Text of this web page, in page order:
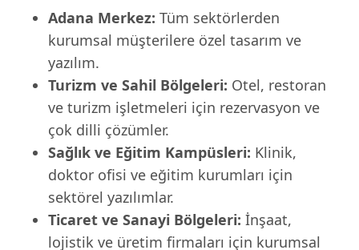
Adana Merkez: Tüm sektörlerden
kurumsal müşterilere özel tasarım ve
yazılım.
Turizm ve Sahil Bölgeleri: Otel, restoran
ve turizm işletmeleri için rezervasyon ve
çok dilli çözümler.
Sağlık ve Eğitim Kampüsleri: Klinik,
doktor ofisi ve eğitim kurumları için
sektörel yazılımlar.
Ticaret ve Sanayi Bölgeleri: İnşaat,
lojistik ve üretim firmaları için kurumsal